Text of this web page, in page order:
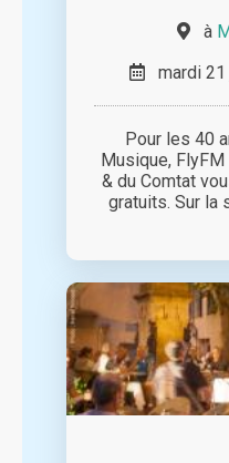
à
mardi 21
Pour les 40
Musique,
& du Comtat
gratuits. Sur la